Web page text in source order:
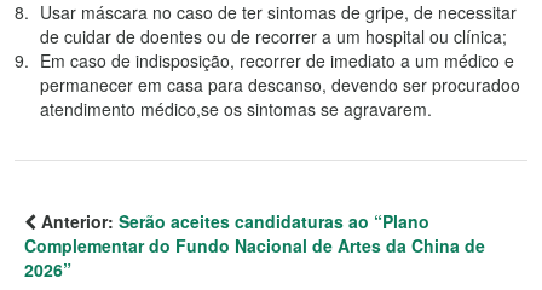
Usar máscara no caso de ter sintomas de gripe, de necessitar
de cuidar de doentes ou de recorrer a um hospital ou clínica;
Em caso de indisposição, recorrer de imediato a um médico e
permanecer em casa para descanso, devendo ser procuradoo
atendimento médico,se os sintomas se agravarem.
Anterior: Serão aceites candidaturas ao “Plano
Complementar do Fundo Nacional de Artes da China de
2026”